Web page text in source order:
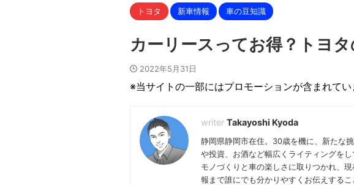
トヨタ 新車情報 車の豆知識
カーリースってお得？トヨ
2022年5月31日
※当サイトの一部にはプロモーションが含まれてい
Takayoshi Kyoda
静岡県静岡市在住。30歳を機に、新たな
や投資、お酒など幅広くライティングを
モノづくりと車の楽しさに取りつかれ、
報まで誰にでも分かりやすくお伝えするこ